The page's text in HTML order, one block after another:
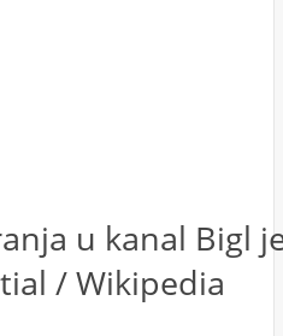
u kanal Bigl
/ Wikipedia